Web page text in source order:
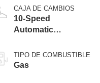
Technology
CAJA DE CAMBIOS
10-Speed
Automatic
TIPO DE COMBUSTIBLE
Gas